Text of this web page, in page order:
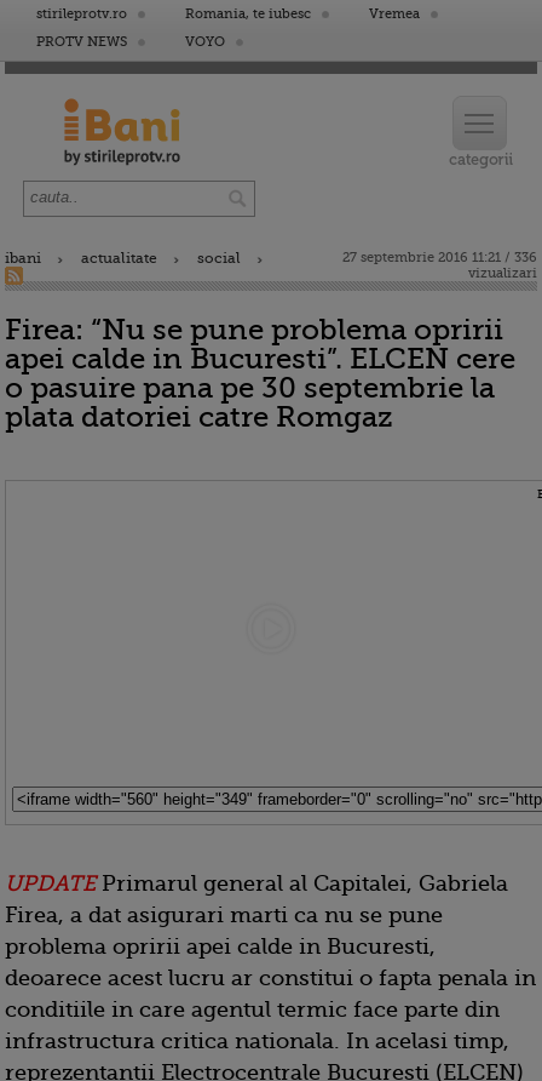
stirileprotv.ro Romania, te iubesc
Vremea
PROTV NEWS
VOYO
ibani actualitate social
27 septembrie 2016 11:21 / 336
vizualizari
Firea: “Nu se pune problema opririi
apei calde in Bucuresti”. ELCEN cere
o pasuire pana pe 30 septembrie la
plata datoriei catre Romgaz
UPDATEPrimarul general al Capitalei, Gabriela
Firea, a dat asigurari marti ca nu se pune
problema opririi apei calde in Bucuresti,
deoarece acest lucru ar constitui o fapta penala in
conditiile in care agentul termic face parte din
infrastructura critica nationala. In acelasi timp,
reprezentantii Electrocentrale Bucuresti (ELCEN)